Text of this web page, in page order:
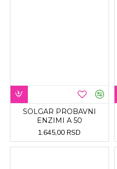
SOLGAR PROBAVNI
ENZIMI A 50
1.645,00 RSD